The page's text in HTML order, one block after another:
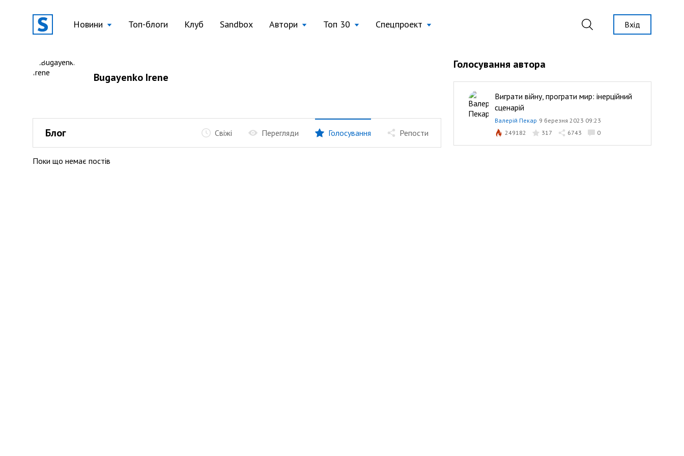
Новини Топ-блоги Клуб Sandbox Автори Топ 30 Спецпроект Вхід
Bugayenko Irene
Блог Свіжі Перегляди Голосування Репости
Поки що немає постів
Голосування автора
Виграти війну, програти мир: інерційний
сценарій
Валерій Пекар 9 березня 2023 09:23
249182
317 6743 0